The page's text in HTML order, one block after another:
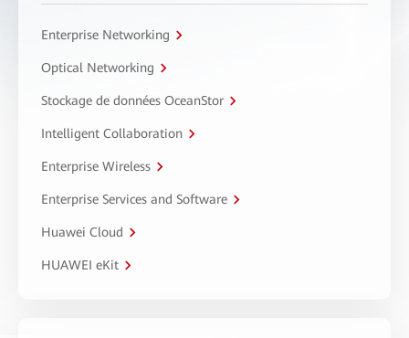
Enterprise Networking
Optical Networking
Stockage de données OceanStor
Intelligent Collaboration
Enterprise Wireless
Enterprise Services and Software
Huawei Cloud
HUAWEI eKit